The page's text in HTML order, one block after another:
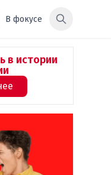
В фокусе
в истории